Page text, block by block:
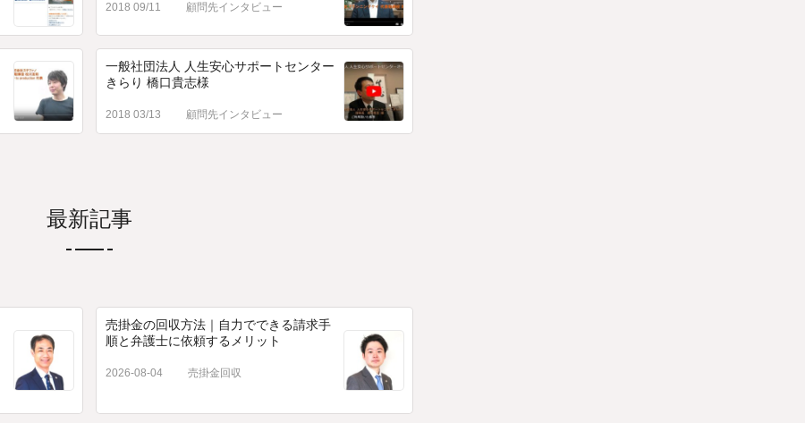
2018 09/11 顧問先インタビュー
一般社団法人 人生安心サポートセンター
きらり 橋口貴志様
2018 03/13 顧問先インタビュー
最新記事
売掛金の回収方法｜自力でできる請求手
順と弁護士に依頼するメリット
2026-08-04 売掛金回収